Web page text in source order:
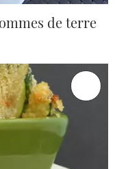
de terre